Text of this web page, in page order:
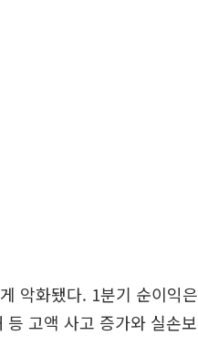
악화됐다. 1분기 순이익
고액 사고 증가와 실손